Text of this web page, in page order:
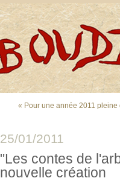
« Pour une année 2011 pleine
25/01/2011
"Les contes de
nouvelle création